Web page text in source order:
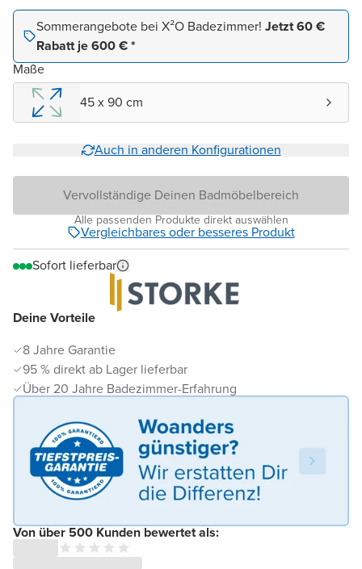
Deine Vorteile
8 Jahre Garantie
95 % direkt ab Lager lieferbar
Über 20 Jahre Badezimmer-Erfahrung
Von über 500 Kunden bewertet als:
Sommerangebote bei X²O Badezimmer! Jetzt 60 €
Rabatt je 600 € *
Maße
45 x 90 cm
Auch in anderen Konfigurationen
Vervollständige Deinen Badmöbelbereich
Alle passenden Produkte direkt auswählen
Vergleichbares oder besseres Produkt
Sofort lieferbar